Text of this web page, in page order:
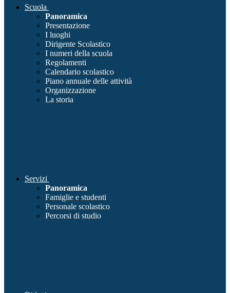
Scuola
Panoramica
Presentazione
I luoghi
Dirigente Scolastico
I numeri della scuola
Regolamenti
Calendario scolastico
Piano annuale delle attività
Organizzazione
La storia
Servizi
Panoramica
Famiglie e studenti
Personale scolastico
Percorsi di studio